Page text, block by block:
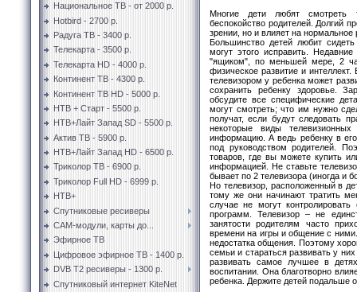
Национальное ТВ - от 2000 р.
Hotbird - 2700 р.
Радуга ТВ - 3400 р.
Телекарта - 3500 р.
Телекарта HD - 4000 р.
Континент ТВ - 4300 р.
Континент ТВ HD - 5000 р.
НТВ + Старт - 5500 р.
НТВ+Лайт Запад SD - 5500 р.
Актив ТВ - 5900 р.
НТВ+Лайт Запад HD - 6500 р.
Триколор ТВ - 6900 р.
Триколор Full HD - 6999 р.
НТВ+
Спутниковые ресиверы
CAM-модули, карты до...
Эфирное ТВ
Цифровое эфирное ТВ - 1400 р.
DVB T2 ресиверы - 1300 р.
Спутниковый интернет KiteNet
Многие дети любят смотреть
беспокойство родителей. Долгий
зрении, но и влияет на нормальное
Большинство детей любит
могут этого исправить.
"ящиком", по меньшей мере, 2
физическое развитие и
телевизором у ребенка может
сохранить ребенку здоровье.
обсудите все специфические
могут смотреть; что им нужно
получат, если будут следовать
некоторые виды
информацию. А ведь ребенку в
под руководством родителей.
товаров, где вы можете купить
информацией. Не ставьте
бывает по 2 телевизора (иногда и
Но телевизор, расположенный в
тому же они начинают тратить
случае не могут
программ. Телевизор – не
занятости родителям часто
времени на игры и общение с
недостатка общения. Поэтому
семьи и стараться развивать у
развивать самое лучшее в
воспитании. Она благотворно
ребенка. Держите детей подальше